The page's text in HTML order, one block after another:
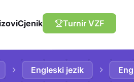
Cjenik Turnir VZF
Engleski jezik